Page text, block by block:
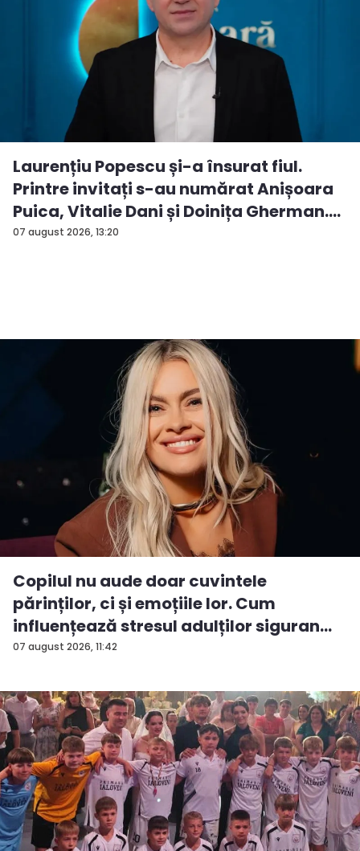
07 august 2026, 13:20
Laurențiu Popescu și-a însurat fiul.
Printre invitați s-au numărat Anișoara
Puica, Vitalie Dani și Doinița Gherman.
P...
07 august 2026, 11:42
Copilul nu aude doar cuvintele
părinților, ci și emoțiile lor. Cum
influențează stresul adulților siguran...